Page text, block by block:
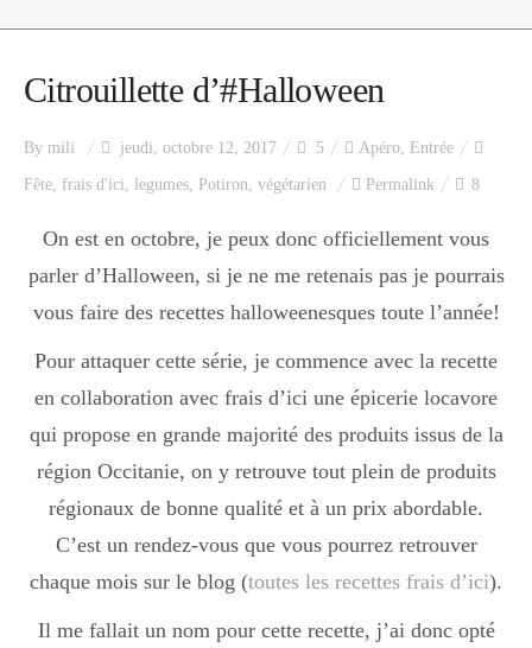
A propos
Index des recettes
Catégories
Entrée
plats
Dessert
Citrouillette d’#Halloween
By mili jeudi, octobre 12, 2017 5 Apéro, Entrée
Fête, frais d'ici, legumes, Potiron, végétarien Permalink 8
On est en octobre, je peux donc officiellement vous
parler d’Halloween, si je ne me retenais pas je pourrais
vous faire des recettes halloweenesques toute l’année!
Pour attaquer cette série, je commence avec la recette
en collaboration avec frais d’ici une épicerie locavore
qui propose en grande majorité des produits issus de la
région Occitanie, on y retrouve tout plein de produits
régionaux de bonne qualité et à un prix abordable.
C’est un rendez-vous que vous pourrez retrouver
chaque mois sur le blog (toutes les recettes frais d’ici).
Il me fallait un nom pour cette recette, j’ai donc opté